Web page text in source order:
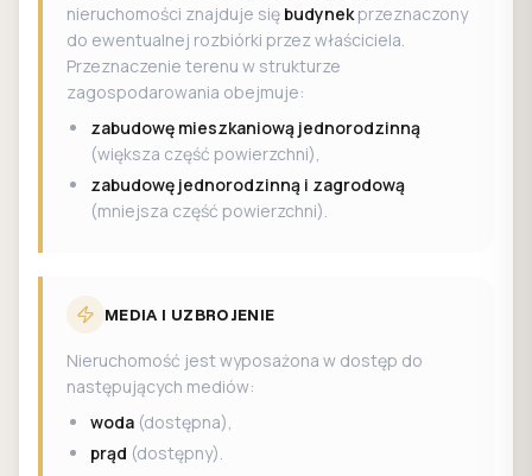
nieruchomości znajduje się budynekprzeznaczony
do ewentualnej rozbiórki przez właściciela.
Przeznaczenie terenu w strukturze
zagospodarowania obejmuje:
zabudowę mieszkaniową jednorodzinną
(większa część powierzchni),
zabudowę jednorodzinną i zagrodową
(mniejsza część powierzchni).
MEDIA I UZBROJENIE
Nieruchomość jest wyposażona w dostęp do
następujących mediów:
woda (dostępna),
prąd (dostępny).